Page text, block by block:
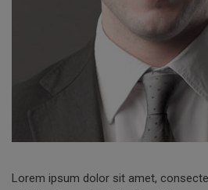
Lorem ipsum dolor sit amet,